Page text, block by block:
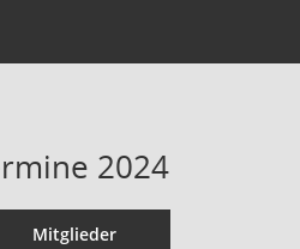
2024
Mitglieder